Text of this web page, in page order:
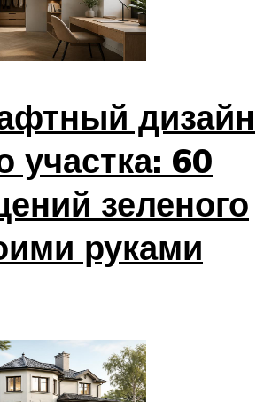
дизайн
участка: 60
зеленого
руками